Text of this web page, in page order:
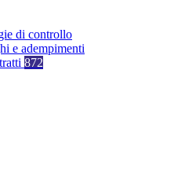
di controllo
e adempimenti
872